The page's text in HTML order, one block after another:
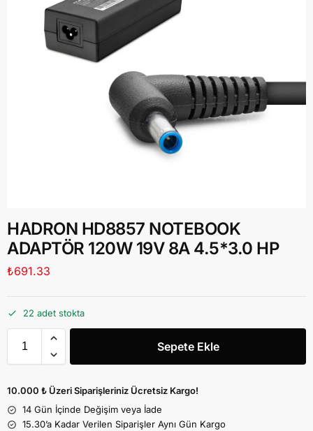
HADRON HD8857 NOTEBOOK
ADAPTÖR 120W 19V 8A 4.5*3.0 HP
₺691.33
22 adet stokta
Sepete Ekle
10.000 ₺ Üzeri Siparişleriniz Ücretsiz Kargo!
14 Gün İçinde Değişim veya İade
15.30’a Kadar Verilen Siparişler Aynı Gün Kargo